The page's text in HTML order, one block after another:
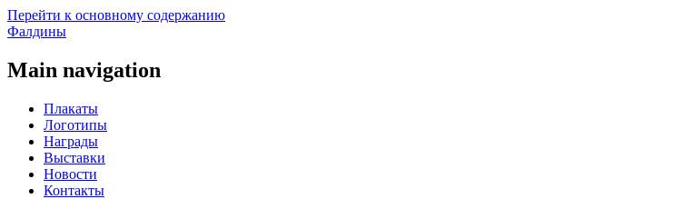
Перейти к основному содержанию
Фалдины
Main navigation
Плакаты
Логотипы
Награды
Выставки
Новости
Контакты